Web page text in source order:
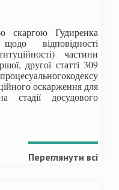
скаргою Гудиренка
відповідності
частини
другої статті 309
оскарження для
стадії досудового
Переглянути всі